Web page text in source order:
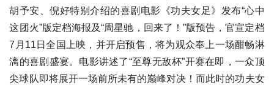
胡予安、倪好特别介绍的喜剧电影《功夫女足》发布“心中
这团火”版定档海报及“周星驰，回来了！”版预告，官宣定档
7月11日全国上映，并开启预售，将为观众奉上一场酣畅淋
漓的喜剧盛宴。电影讲述了“至尊无敌杯”开赛在即，一众顶
尖球队即将展开一场前所未有的巅峰对决！而此时的功夫女